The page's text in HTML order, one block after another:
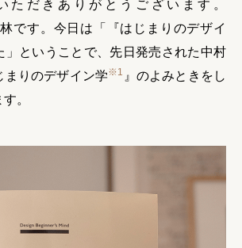
ただきありがとうございます。
です。今日は「『はじまりのデザイ
」ということで、先日発売された中村
まりのデザイン学※1 』のよみときをし
。